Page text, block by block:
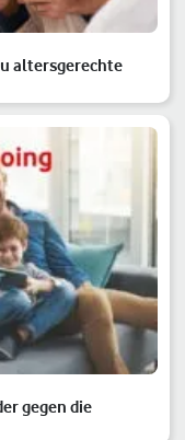
altersgerechte
gegen die